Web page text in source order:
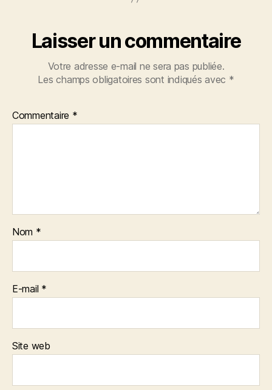
Laisser un commentaire
Votre adresse e-mail ne sera pas publiée.
Les champs obligatoires sont indiqués avec *
Commentaire *
Nom *
E-mail *
Site web